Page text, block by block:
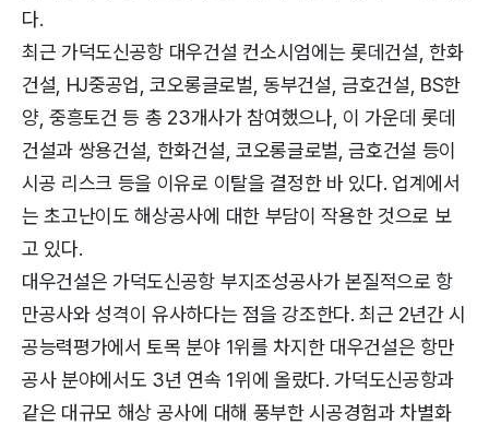
다.
최근 가덕도신공항 대우건설 컨소시엄에는 롯데건설, 한화
건설, HJ중공업, 코오롱글로벌, 동부건설, 금호건설, BS한
양, 중흥토건 등 총 23개사가 참여했으나, 이 가운데 롯데
건설과 쌍용건설, 한화건설, 코오롱글로벌, 금호건설 등이
시공 리스크 등을 이유로 이탈을 결정한 바 있다. 업계에서
는 초고난이도 해상공사에 대한 부담이 작용한 것으로 보
고 있다.
대우건설은 가덕도신공항 부지조성공사가 본질적으로 항
만공사와 성격이 유사하다는 점을 강조한다. 최근 2년간 시
공능력평가에서 토목 분야 1위를 차지한 대우건설은 항만
공사 분야에서도 3년 연속 1위에 올랐다. 가덕도신공항과
같은 대규모 해상 공사에 대해 풍부한 시공경험과 차별화